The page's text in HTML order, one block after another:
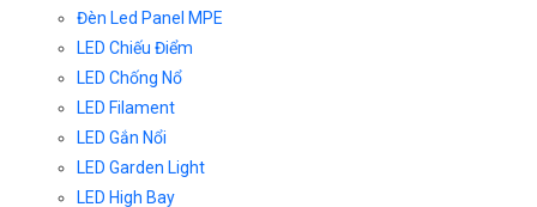
Đèn Led Panel MPE
LED Chiếu Điểm
LED Chống Nổ
LED Filament
LED Gắn Nổi
LED Garden Light
LED High Bay